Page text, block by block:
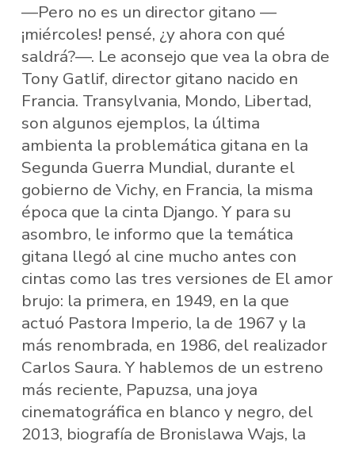
—Pero no es un director gitano —
¡miércoles! pensé, ¿y ahora con qué
saldrá?—. Le aconsejo que vea la obra de
Tony Gatlif, director gitano nacido en
Francia. Transylvania, Mondo, Libertad,
son algunos ejemplos, la última
ambienta la problemática gitana en la
Segunda Guerra Mundial, durante el
gobierno de Vichy, en Francia, la misma
época que la cinta Django. Y para su
asombro, le informo que la temática
gitana llegó al cine mucho antes con
cintas como las tres versiones de El amor
brujo: la primera, en 1949, en la que
actuó Pastora Imperio, la de 1967 y la
más renombrada, en 1986, del realizador
Carlos Saura. Y hablemos de un estreno
más reciente, Papuzsa, una joya
cinematográfica en blanco y negro, del
2013, biografía de Bronislawa Wajs, la